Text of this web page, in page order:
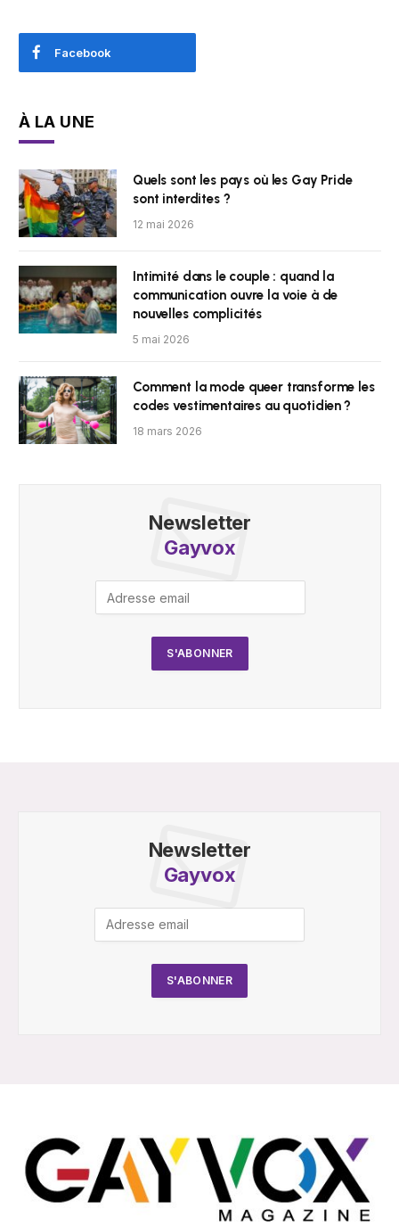
Facebook
À LA UNE
Quels sont les pays où les Gay Pride
sont interdites ?
12 mai 2026
Intimité dans le couple : quand la
communication ouvre la voie à de
nouvelles complicités
5 mai 2026
Comment la mode queer transforme les
codes vestimentaires au quotidien ?
18 mars 2026
Newsletter
Gayvox
Newsletter
Gayvox